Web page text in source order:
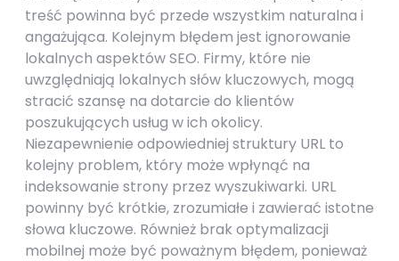
treść powinna być przede wszystkim naturalna i
angażująca. Kolejnym błędem jest ignorowanie
lokalnych aspektów SEO. Firmy, które nie
uwzględniają lokalnych słów kluczowych, mogą
stracić szansę na dotarcie do klientów
poszukujących usług w ich okolicy.
Niezapewnienie odpowiedniej struktury URL to
kolejny problem, który może wpłynąć na
indeksowanie strony przez wyszukiwarki. URL
powinny być krótkie, zrozumiałe i zawierać istotne
słowa kluczowe. Również brak optymalizacji
mobilnej może być poważnym błędem, ponieważ